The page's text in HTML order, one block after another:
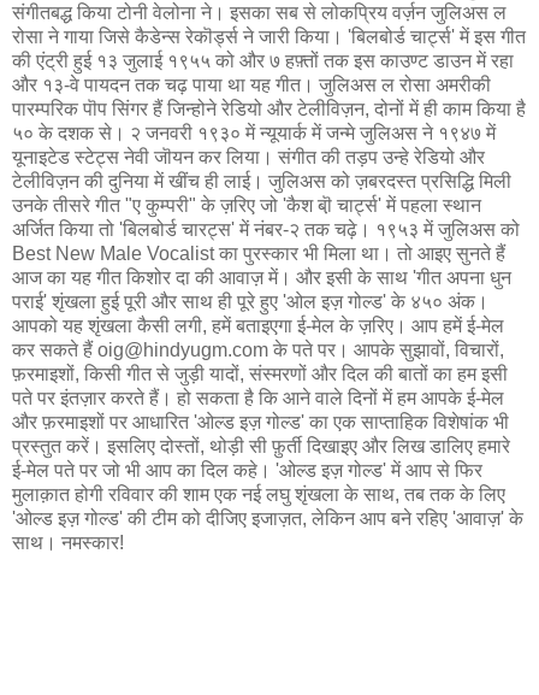
संगीतबद्ध किया टोनी वेलोना ने। इसका सब से लोकप्रिय वर्ज़न जुलिअस ल
रोसा ने गाया जिसे कैडेन्स रेकॊर्ड्स ने जारी किया। 'बिलबोर्ड चार्ट्स' में इस गीत
की एंट्री हुई १३ जुलाई १९५५ को और ७ हफ़्तों तक इस काउण्ट डाउन में रहा
और १३-वे पायदन तक चढ़ पाया था यह गीत। जुलिअस ल रोसा अमरीकी
पारम्परिक पॊप सिंगर हैं जिन्होने रेडियो और टेलीविज़न, दोनों में ही काम किया है
५० के दशक से। २ जनवरी १९३० में न्यूयार्क में जन्मे जुलिअस ने १९४७ में
यूनाइटेड स्टेट्स नेवी जॊयन कर लिया। संगीत की तड़प उन्हे रेडियो और
टेलीविज़न की दुनिया में खींच ही लाई। जुलिअस को ज़बरदस्त प्रसिद्धि मिली
उनके तीसरे गीत "ए कुम्परी" के ज़रिए जो 'कैश बॊ़ चार्ट्स' में पहला स्थान
अर्जित किया तो 'बिलबोर्ड चारट्स' में नंबर-२ तक चढ़े। १९५३ में जुलिअस को
Best New Male Vocalist का पुरस्कार भी मिला था। तो आइए सुनते हैं
आज का यह गीत किशोर दा की आवाज़ में। और इसी के साथ 'गीत अपना धुन
पराई' शृंखला हुई पूरी और साथ ही पूरे हुए 'ओल इज़ गोल्ड' के ४५० अंक।
आपको यह शृंखला कैसी लगी, हमें बताइएगा ई-मेल के ज़रिए। आप हमें ई-मेल
कर सकते हैं oig@hindyugm.com के पते पर। आपके सुझावों, विचारों,
फ़रमाइशों, किसी गीत से जुड़ी यादों, संस्मरणों और दिल की बातों का हम इसी
पते पर इंतज़ार करते हैं। हो सकता है कि आने वाले दिनों में हम आपके ई-मेल
और फ़रमाइशों पर आधारित 'ओल्ड इज़ गोल्ड' का एक साप्ताहिक विशेषांक भी
प्रस्तुत करें। इसलिए दोस्तों, थोड़ी सी फ़ुर्ती दिखाइए और लिख डालिए हमारे
ई-मेल पते पर जो भी आप का दिल कहे। 'ओल्ड इज़ गोल्ड' में आप से फिर
मुलाक़ात होगी रविवार की शाम एक नई लघु शृंखला के साथ, तब तक के लिए
'ओल्ड इज़ गोल्ड' की टीम को दीजिए इजाज़त, लेकिन आप बने रहिए 'आवाज़' के
साथ। नमस्कार!